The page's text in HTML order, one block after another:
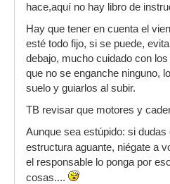
hace,aquí no hay libro de
Hay que tener en cuenta el
esté todo fijo, si se puede,
debajo, mucho cuidado con
que no se enganche ninguno,
suelo y guiarlos al subir.
TB revisar que motores y
Aunque sea estúpido: si
estructura aguante, niégate a
el responsable lo ponga por
cosas....